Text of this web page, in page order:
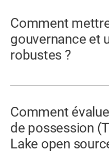
Comment
gouvernance et
robustes ?
Comment
de possession
Lake open